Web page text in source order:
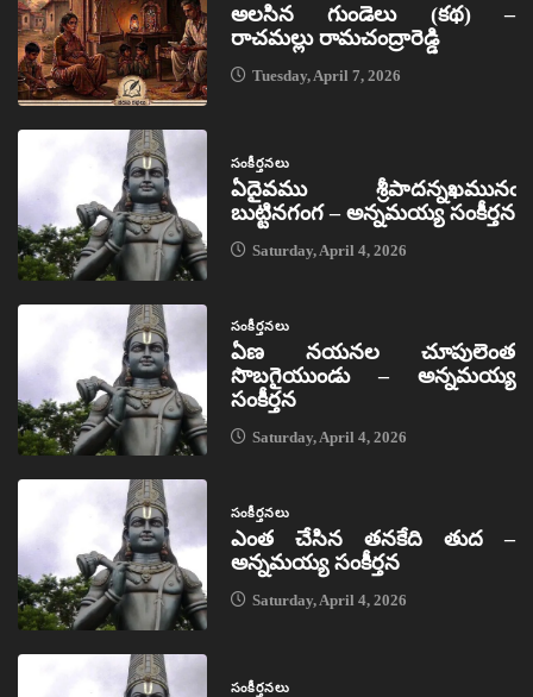
అలసిన గుండెలు (కథ) –
రాచమల్లు రామచంద్రారెడ్డి
Tuesday, April 7, 2026
సంకీర్తనలు
ఏదైవము శ్రీపాదన్నఖమునఁ
బుట్టినగంగ – అన్నమయ్య సంకీర్తన
Saturday, April 4, 2026
సంకీర్తనలు
ఏణ నయనల చూపులెంత
సొబగైయుండు – అన్నమయ్య
సంకీర్తన
Saturday, April 4, 2026
సంకీర్తనలు
ఎంత చేసిన తనకేది తుద –
అన్నమయ్య సంకీర్తన
Saturday, April 4, 2026
సంకీర్తనలు